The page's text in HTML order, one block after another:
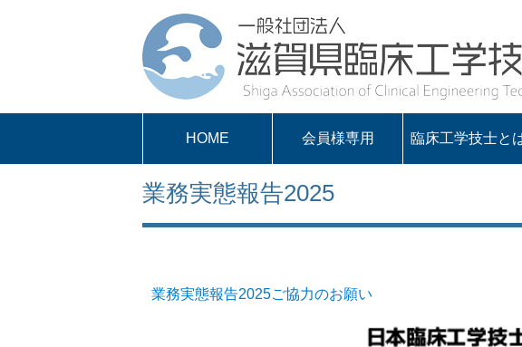
HOME 会員様専用
会員様専用
パスワードを取得
する
求人案内
臨床工学技士と
業務実態報告2025
業務実態報告2025ご協力のお願い